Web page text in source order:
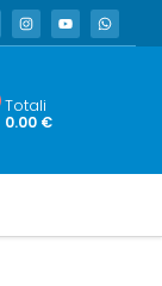
Totali
0.00 €